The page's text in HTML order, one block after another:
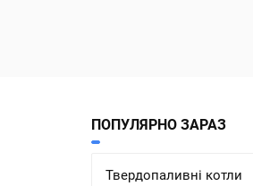
ПОПУЛЯРНО ЗАРАЗ
Твердопаливні котли